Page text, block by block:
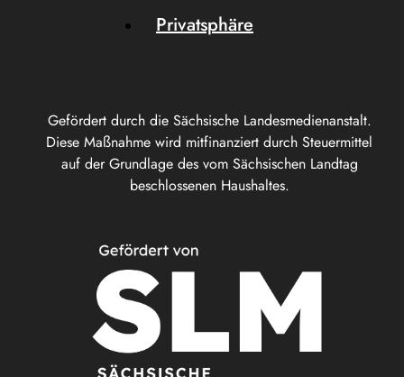
Gefördert durch die Sächsische Landesmedienanstalt.
Diese Maßnahme wird mitfinanziert durch Steuermittel
auf der Grundlage des vom Sächsischen Landtag
beschlossenen Haushaltes.
Privatsphäre